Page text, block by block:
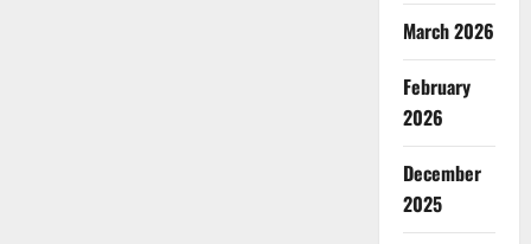
March 2026
February
2026
December
2025